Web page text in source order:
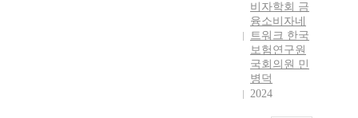
비자학회 금
융소비자네
트워크 한국
보험연구원
국회의원 민
병덕
2024